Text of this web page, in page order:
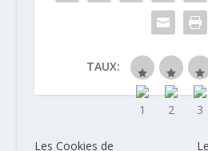
TAUX:
Les Cookies de